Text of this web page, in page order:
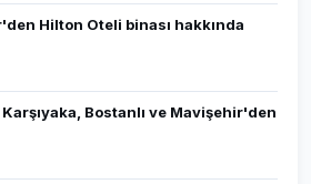
Hilton Oteli binası hakkında
Bostanlı ve Mavişehir'den